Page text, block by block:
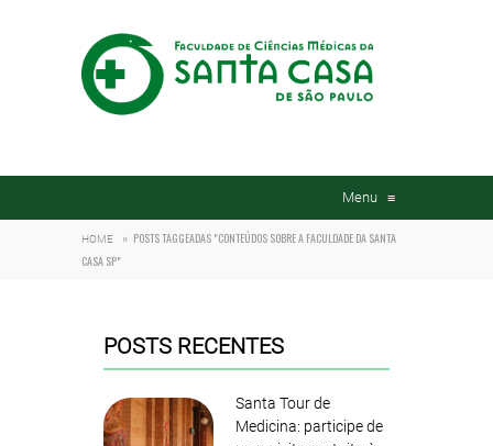
Menu ≡
HOME » POSTS TAGGEADAS "CONTEÚDOS SOBRE A FACULDADE DA SANTA
CASA SP"
POSTS RECENTES
Santa Tour de
Medicina: participe de